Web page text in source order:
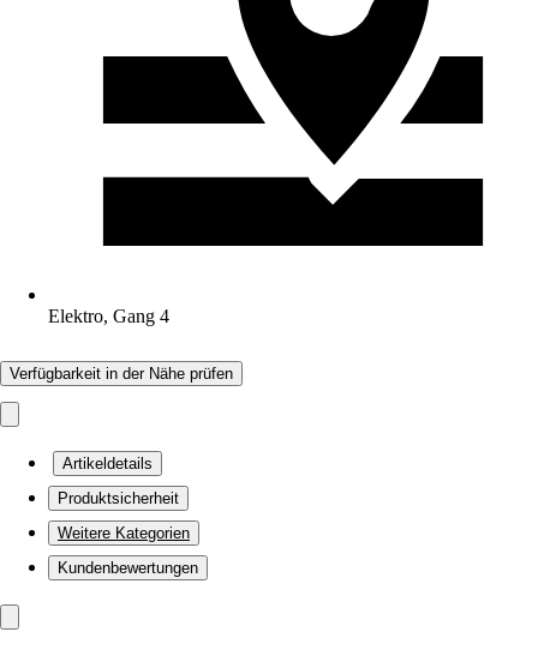
Elektro, Gang 4
Verfügbarkeit in der Nähe prüfen
Artikeldetails
Produktsicherheit
Weitere Kategorien
Kundenbewertungen